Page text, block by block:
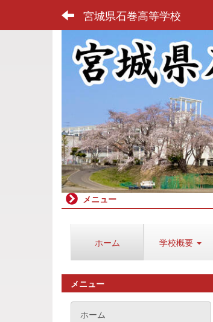
宮城県石巻高等学校
メニュー
ホーム 学校概要
メニュー
ホーム